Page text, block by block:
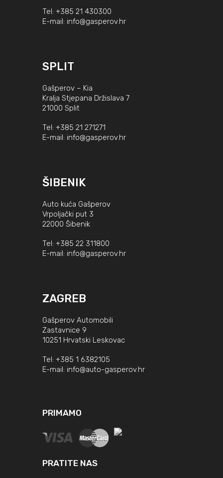
Tel: +385 21 430300
E-mail: info@gasperov.hr
SPLIT
Gašperov – Kia
Kralja Stjepana Držislava 7
21000 Split
Tel: +385 21 271271
E-mail: info@gasperov.hr
ŠIBENIK
Auto kuća Gašperov
Vrpoljački put 3
22000 Šibenik
Tel: +385 22 311800
E-mail: info@gasperov.hr
ZAGREB
Gašperov Automobili
Zastavnice 9
10251 Hrvatski Leskovac
Tel: +385 1 6382105
E-mail: info@auto-gasperov.hr
PRIMAMO
PRATITE NAS